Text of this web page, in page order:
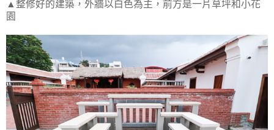
▲整修好的建築，外牆以白色為主，前方是一片草坪和小花
園